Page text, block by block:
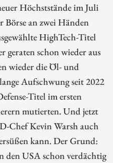
Höchststände im Juli
Börse an zwei Händen
HighTech-Titel
geraten schon wieder aus
wieder die Öl- und
Aufschwung seit 2022
Titel im ersten
mutierten. Und jetzt
Chef Kevin Warsh auch
kann. Der Grund:
USA schon verdächtig